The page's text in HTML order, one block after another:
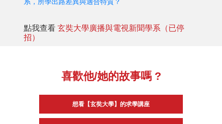
點我查看 玄奘大學廣播與電視新聞學系（已停
招）
喜歡他/她的故事嗎 ?
想看【玄奘大學】的求學講座